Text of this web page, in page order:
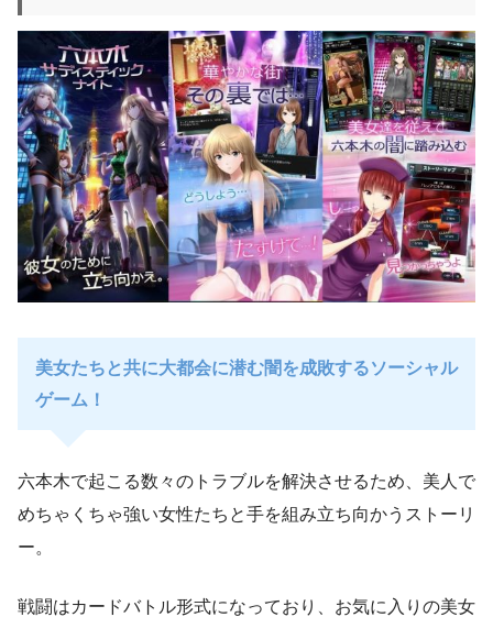
美女たちと共に大都会に潜む闇を成敗するソーシャル
ゲーム！
六本木で起こる数々のトラブルを解決させるため、美人で
めちゃくちゃ強い女性たちと手を組み立ち向かうストーリ
ー。
戦闘はカードバトル形式になっており、お気に入りの美女